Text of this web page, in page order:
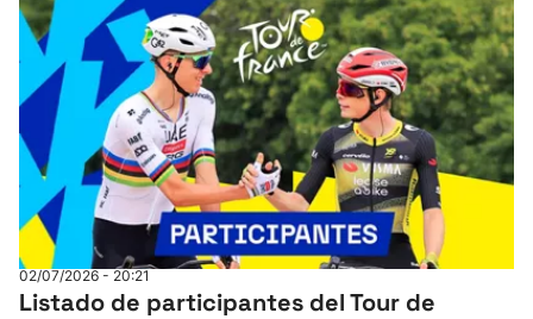
02/07/2026 - 20:21
Listado de participantes del Tour de